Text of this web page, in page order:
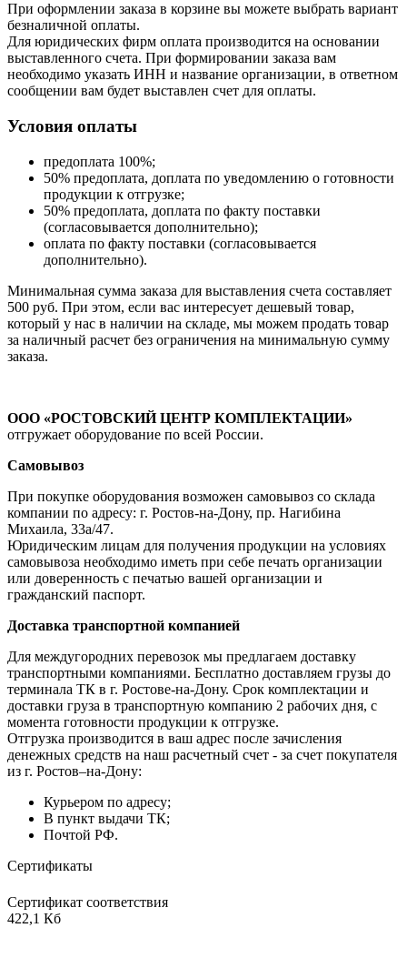
При оформлении заказа в корзине вы можете выбрать вариант
безналичной оплаты.
Для юридических фирм оплата производится на основании
выставленного счета. При формировании заказа вам
необходимо указать ИНН и название организации, в ответном
сообщении вам будет выставлен счет для оплаты.
Условия оплаты
предоплата 100%;
50% предоплата, доплата по уведомлению о готовности
продукции к отгрузке;
50% предоплата, доплата по факту поставки
(согласовывается дополнительно);
оплата по факту поставки (согласовывается
дополнительно).
Минимальная сумма заказа для выставления счета составляет
500 руб. При этом, если вас интересует дешевый товар,
который у нас в наличии на складе, мы можем продать товар
за наличный расчет без ограничения на минимальную сумму
заказа.
ООО «РОСТОВСКИЙ ЦЕНТР КОМПЛЕКТАЦИИ»
отгружает оборудование по всей России.
Самовывоз
При покупке оборудования возможен самовывоз со склада
компании по адресу: г. Ростов-на-Дону, пр. Нагибина
Михаила, 33а/47.
Юридическим лицам для получения продукции на условиях
самовывоза необходимо иметь при себе печать организации
или доверенность с печатью вашей организации и
гражданский паспорт.
Доставка транспортной компанией
Для междугородних перевозок мы предлагаем доставку
транспортными компаниями. Бесплатно доставляем грузы до
терминала ТК в г. Ростове-на-Дону. Срок комплектации и
доставки груза в транспортную компанию 2 рабочих дня, с
момента готовности продукции к отгрузке.
Отгрузка производится в ваш адрес после зачисления
денежных средств на наш расчетный счет - за счет покупателя
из г. Ростов–на-Дону:
Курьером по адресу;
В пункт выдачи ТК;
Почтой РФ.
Сертификаты
Сертификат соответствия
422,1 Кб